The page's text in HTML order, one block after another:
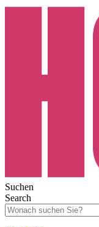
Suchen
Search